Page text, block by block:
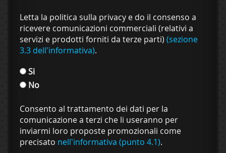
Letta la politica sulla privacy e do il consenso a
ricevere comunicazioni commerciali (relativi a
servizi e prodotti forniti da terze parti) (sezione
3.3 dell'informativa).
Si
No
Consento al trattamento dei dati per la
comunicazione a terzi che li useranno per
inviarmi loro proposte promozionali come
precisato nell'informativa (punto 4.1).